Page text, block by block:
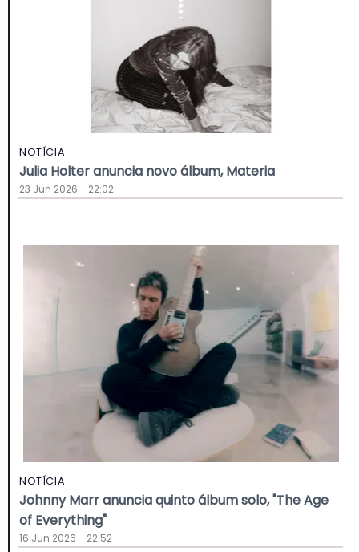
NOTÍCIA
Julia Holter anuncia novo álbum, Materia
23 Jun 2026 - 22:02
NOTÍCIA
Johnny Marr anuncia quinto álbum solo, "The Age
of Everything"
16 Jun 2026 - 22:52